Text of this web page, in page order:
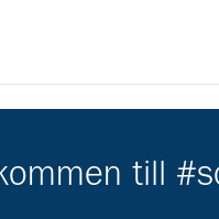
till